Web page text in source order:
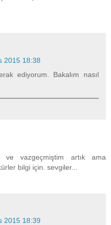
2015 18:38
ediyorum. Bakalım nasıl
ve vazgeçmiştim artık ama
bilgi için. sevgiler...
2015 18:39